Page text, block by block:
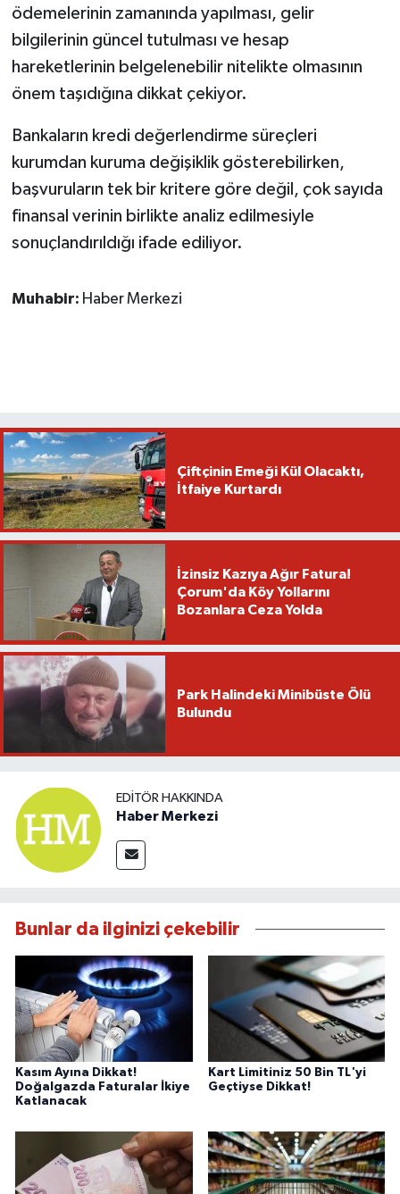
ödemelerinin zamanında yapılması, gelir
bilgilerinin güncel tutulması ve hesap
hareketlerinin belgelenebilir nitelikte olmasının
önem taşıdığına dikkat çekiyor.
Bankaların kredi değerlendirme süreçleri
kurumdan kuruma değişiklik gösterebilirken,
başvuruların tek bir kritere göre değil, çok sayıda
finansal verinin birlikte analiz edilmesiyle
sonuçlandırıldığı ifade ediliyor.
Muhabir: Haber Merkezi
Çiftçinin Emeği Kül Olacaktı,
İtfaiye Kurtardı
İzinsiz Kazıya Ağır Fatura!
Çorum'da Köy Yollarını
Bozanlara Ceza Yolda
Park Halindeki Minibüste Ölü
Bulundu
EDITÖR HAKKINDA
Haber Merkezi
Bunlar da ilginizi çekebilir
Kasım Ayına Dikkat!
Doğalgazda Faturalar İkiye
Katlanacak
Kart Limitiniz 50 Bin TL'yi
Geçtiyse Dikkat!